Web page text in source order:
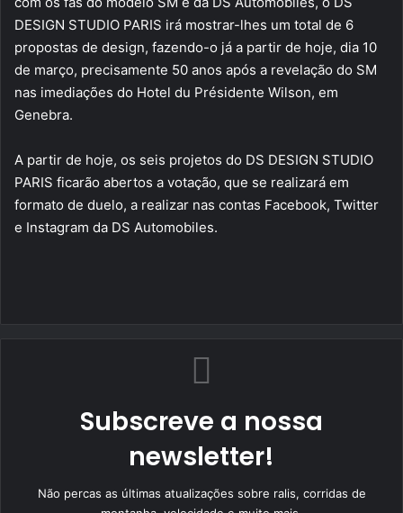
DESIGN STUDIO PARIS irá mostrar-lhes um total de 6
propostas de design, fazendo-o já a partir de hoje, dia 10
de março, precisamente 50 anos após a revelação do SM
nas imediações do Hotel du Présidente Wilson, em
Genebra.
A partir de hoje, os seis projetos do DS DESIGN STUDIO
PARIS ficarão abertos a votação, que se realizará em
formato de duelo, a realizar nas contas Facebook, Twitter
e Instagram da DS Automobiles.
Subscreve a nossa
newsletter!
Não percas as últimas atualizações sobre ralis, corridas de